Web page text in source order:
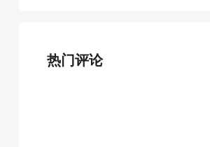
热门评论